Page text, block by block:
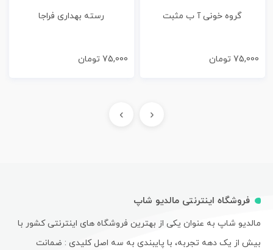
گروه خونی آ ب مثبت
75,000 تومان
رسته بهداری فراجا
75,000 تومان
‹
›
فروشگاه اینترنتی مالدیو شاپ
مالدیو شاپ به عنوان یکی از بهترین فروشگاه های اینترنتی کشور با
بیش از یک دهه تجربه، با پایبندی به سه اصل کلیدی : ضمانت